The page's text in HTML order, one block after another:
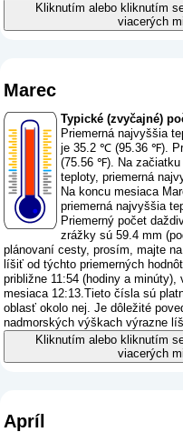
Kliknutím alebo kliknutím
viacerých
Marec
Typické (zvyčajné)
Priemerná najvyššia
je 35.2 ℃ (95.36 ℉).
(75.56 ℉). Na
teploty, priemerná
Na koncu mesiaca
priemerná najvyššia
Priemerný počet
zrážky sú 59.4 mm (
plánovaní cesty, prosím, majte
líšiť od týchto priemerných
približne 11:54 (hodiny a
mesiaca 12:13.Tieto čísla sú
oblasť okolo nej. Je dôležité
nadmorských výškach výrazne
Kliknutím alebo kliknutím
viacerých
Apríl